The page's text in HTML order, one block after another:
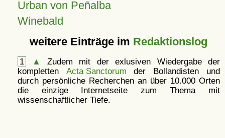
Urban von Peñalba
Winebald
weitere Einträge im Redaktionslog
1 ▲
Zudem mit der exlusiven Wiedergabe der
kompletten Acta Sanctorum der Bollandisten und
durch persönliche Recherchen an über 10.000 Orten
die einzige Internetseite zum Thema mit
wissenschaftlicher Tiefe.